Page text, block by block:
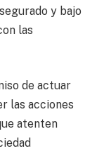
y bajo
las
de actuar
las acciones
atenten